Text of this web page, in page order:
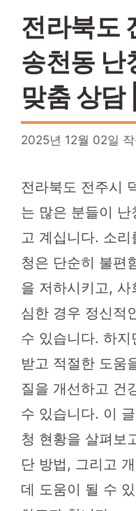
전라북도
송천동 난
맞춤 상담
2025년 12월 02일
전라북도 전주시
는 많은 분들이
고 계십니다. 소
청은 단순히 불편
을 저하시키고,
심한 경우 정신적
수 있습니다. 하
받고 적절한 도움
질을 개선하고 건
수 있습니다. 이
청 현황을 살펴보
단 방법, 그리고
데 도움이 될 수